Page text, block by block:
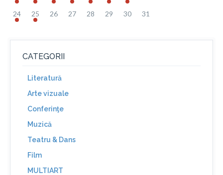
24 25 26 27 28 29 30 31
CATEGORII
Literatură
Arte vizuale
Conferinţe
Muzică
Teatru & Dans
Film
MULTIART